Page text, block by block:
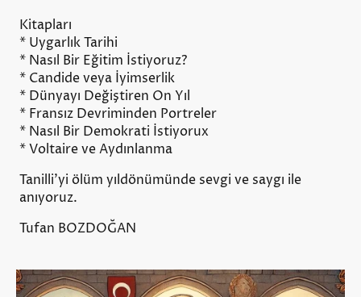
Kitapları
* Uygarlık Tarihi
* Nasıl Bir Eğitim İstiyoruz?
* Candide veya İyimserlik
* Dünyayı Değiştiren On Yıl
* Fransız Devriminden Portreler
* Nasıl Bir Demokrati İstiyorux
* Voltaire ve Aydınlanma
Tanilli'yi ölüm yıldönümünde sevgi ve saygı ile
anıyoruz.
Tufan BOZDOĞAN